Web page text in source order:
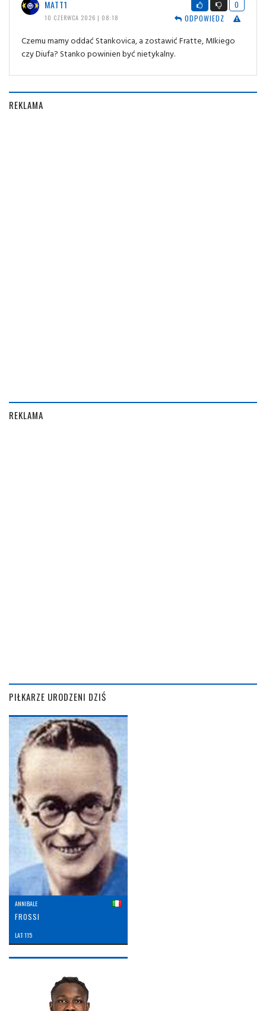
MATT1
10 CZERWCA 2026 | 08:18
0
ODPOWIEDZ
Czemu mamy oddać Stankovica, a zostawić Fratte, MIkiego
czy Diufa? Stanko powinien być nietykalny.
REKLAMA
REKLAMA
PIŁKARZE URODZENI DZIŚ
ANNIBALE
FROSSI
LAT: 115